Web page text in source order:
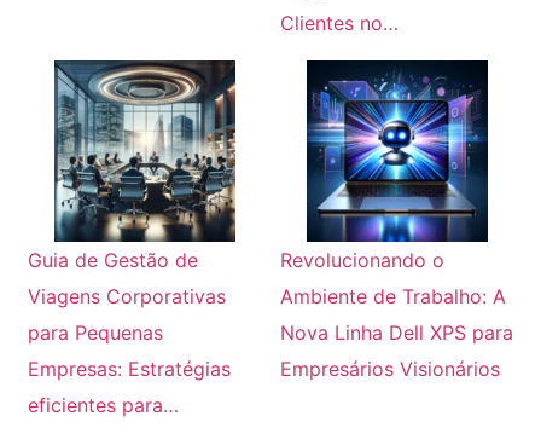
Clientes no…
Guia de Gestão de
Viagens Corporativas
para Pequenas
Empresas: Estratégias
eficientes para…
Revolucionando o
Ambiente de Trabalho: A
Nova Linha Dell XPS para
Empresários Visionários